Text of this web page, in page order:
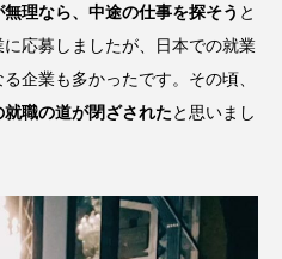
無理なら、中途の仕事を探そう と
応募しましたが、日本での就業
企業も多かったです。その頃、
就職の道が閉ざされたと思いまし